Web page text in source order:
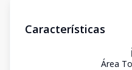
Características
Área